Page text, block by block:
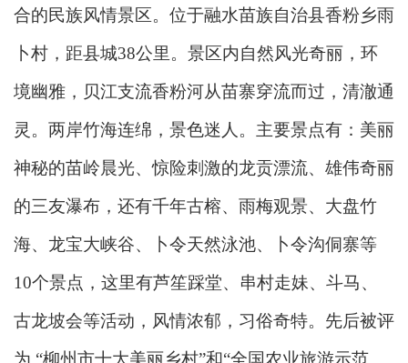
合的民族风情景区。位于融水苗族自治县香粉乡雨
卜村，距县城38公里。景区内自然风光奇丽，环
境幽雅，贝江支流香粉河从苗寨穿流而过，清澈通
灵。两岸竹海连绵，景色迷人。主要景点有：美丽
神秘的苗岭晨光、惊险刺激的龙贡漂流、雄伟奇丽
的三友瀑布，还有千年古榕、雨梅观景、大盘竹
海、龙宝大峡谷、卜令天然泳池、卜令沟侗寨等
10个景点，这里有芦笙踩堂、串村走妹、斗马、
古龙坡会等活动，风情浓郁，习俗奇特。先后被评
为 “柳州市十大美丽乡村”和“全国农业旅游示范